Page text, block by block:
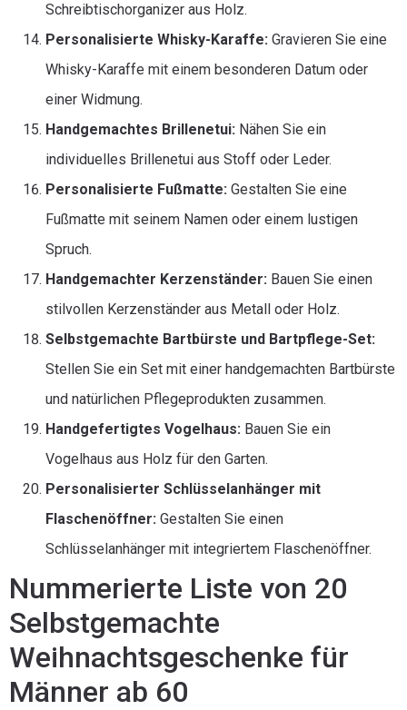
Schreibtischorganizer aus Holz.
Personalisierte Whisky-Karaffe: Gravieren Sie eine
Whisky-Karaffe mit einem besonderen Datum oder
einer Widmung.
Handgemachtes Brillenetui: Nähen Sie ein
individuelles Brillenetui aus Stoff oder Leder.
Personalisierte Fußmatte: Gestalten Sie eine
Fußmatte mit seinem Namen oder einem lustigen
Spruch.
Handgemachter Kerzenständer: Bauen Sie einen
stilvollen Kerzenständer aus Metall oder Holz.
Selbstgemachte Bartbürste und Bartpflege-Set:
Stellen Sie ein Set mit einer handgemachten Bartbürste
und natürlichen Pflegeprodukten zusammen.
Handgefertigtes Vogelhaus: Bauen Sie ein
Vogelhaus aus Holz für den Garten.
Personalisierter Schlüsselanhänger mit
Flaschenöffner: Gestalten Sie einen
Schlüsselanhänger mit integriertem Flaschenöffner.
Nummerierte Liste von 20
Selbstgemachte
Weihnachtsgeschenke für
Männer ab 60